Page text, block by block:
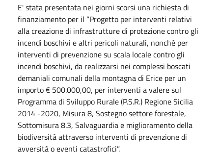
E' stata presentata nei giorni scorsi una richiesta di
finanziamento per il “Progetto per interventi relativi
alla creazione di infrastrutture di protezione contro gli
incendi boschivi e altri pericoli naturali, nonché per
interventi di prevenzione su scala locale contro gli
incendi boschivi, da realizzarsi nei complessi boscati
demaniali comunali della montagna di Erice per un
importo € 500.000,00, per interventi a valere sul
Programma di Sviluppo Rurale (P.S.R.) Regione Sicilia
2014 -2020, Misura 8, Sostegno settore forestale,
Sottomisura 8.3, Salvaguardia e miglioramento della
biodiversità attraverso interventi di prevenzione di
avversità o eventi catastrofici”.